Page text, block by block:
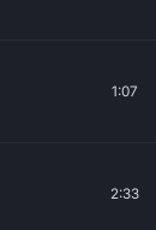
1:07
2:33